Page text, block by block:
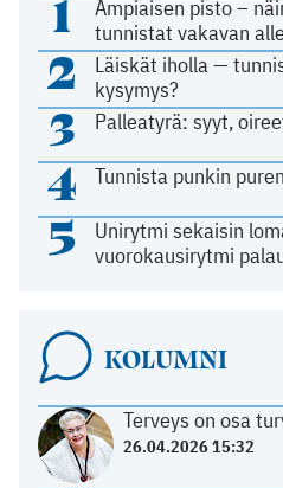
Ampiaisen pisto –
tunnistat vakavan
2
Läiskät iholla —
kysymys?
3 Palleatyrä: syyt,
4 Tunnista punkin
5
Unirytmi sekaisin
vuorokausirytmi
KOLUMNI
Terveys on osa
26.04.2026 15:32